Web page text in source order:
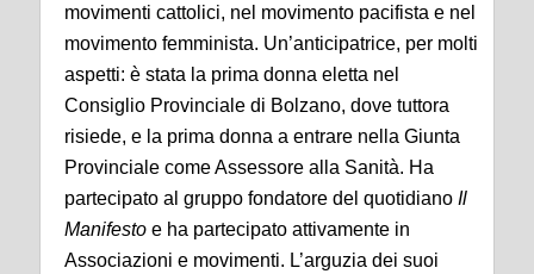
movimenti cattolici, nel movimento pacifista e nel
movimento femminista. Un’anticipatrice, per molti
aspetti: è stata la prima donna eletta nel
Consiglio Provinciale di Bolzano, dove tuttora
risiede, e la prima donna a entrare nella Giunta
Provinciale come Assessore alla Sanità. Ha
partecipato al gruppo fondatore del quotidiano Il
Manifesto e ha partecipato attivamente in
Associazioni e movimenti. L’arguzia dei suoi